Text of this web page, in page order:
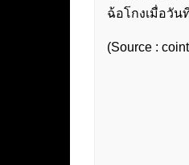
ฉ้อโกงเมื่อวั
(Source :